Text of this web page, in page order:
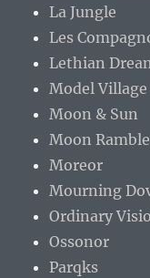
La Jungle
Les
Lethian
Model Village
Moon & Sun
Moon
Moreor
Mourning
Ordinary
Ossonor
Parqks